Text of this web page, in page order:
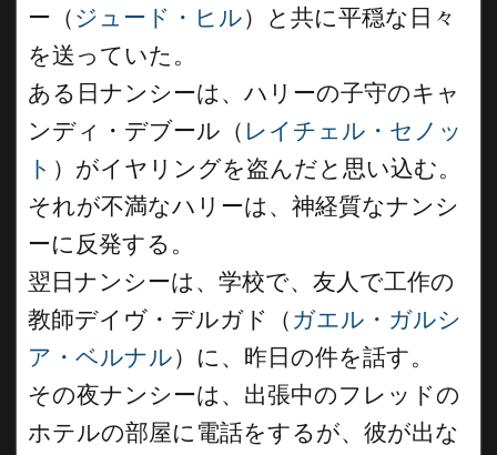
ー（ ジュード・ヒル）と共に平穏な日々
を送っていた。
ある日ナンシーは、ハリーの子守のキャ
ンディ・デブール（ レイチェル・セノッ
ト ）がイヤリングを盗んだと思い込む。
それが不満なハリーは、神経質なナンシ
ーに反発する。
翌日ナンシーは、学校で、友人で工作の
教師デイヴ・デルガド（ ガエル・ガルシ
ア・ベルナル）に、昨日の件を話す。
その夜ナンシーは、出張中のフレッドの
ホテルの部屋に電話をするが、彼が出な